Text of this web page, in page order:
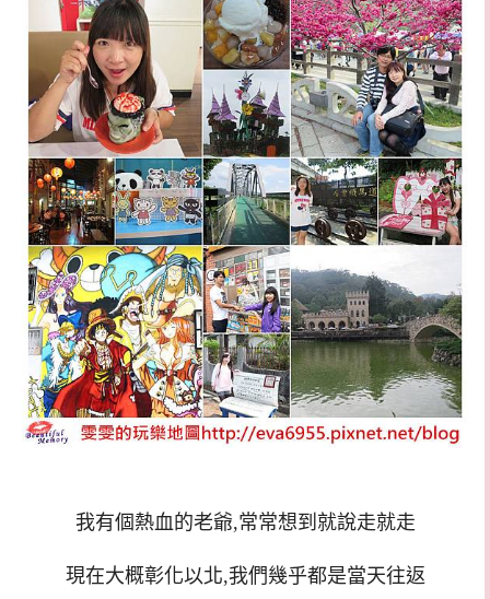
我有個熱血的老爺,常常想到就說走就走
現在大概彰化以北,我們幾乎都是當天往返